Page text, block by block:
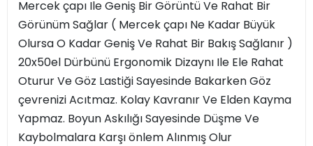
Mercek çapı Ile Geniş Bir Görüntü Ve Rahat Bir
Görünüm Sağlar ( Mercek çapı Ne Kadar Büyük
Olursa O Kadar Geniş Ve Rahat Bir Bakış Sağlanır )
20x50el Dürbünü Ergonomik Dizaynı Ile Ele Rahat
Oturur Ve Göz Lastiği Sayesinde Bakarken Göz
çevrenizi Acıtmaz. Kolay Kavranır Ve Elden Kayma
Yapmaz. Boyun Askılığı Sayesinde Düşme Ve
Kaybolmalara Karşı önlem Alınmış Olur